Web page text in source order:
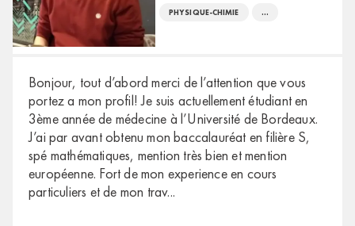
PHYSIQUE-CHIMIE ...
Bonjour, tout d’abord merci de l’attention que vous
portez a mon profil! Je suis actuellement étudiant en
3ème année de médecine à l’Université de Bordeaux.
J’ai par avant obtenu mon baccalauréat en filière S,
spé mathématiques, mention très bien et mention
européenne. Fort de mon experience en cours
particuliers et de mon trav...